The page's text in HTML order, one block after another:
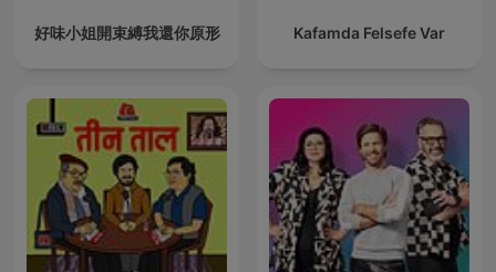
好味小姐開束縛我還你原形 Kafamda Felsefe Var